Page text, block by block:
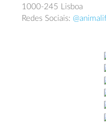
1000-245 Lisboa
Redes Sociais: